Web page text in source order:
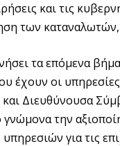
και τις
των
τα επόμενα
έχουν οι
Διευθύνουσα
την
για τις